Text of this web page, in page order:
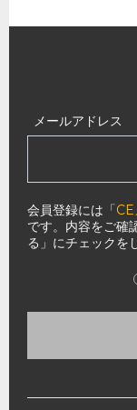
メールアドレス
会員登録には「
です。内容をご確
る」にチェックを